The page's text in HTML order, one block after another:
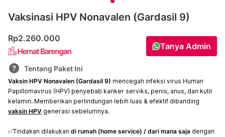
Vaksinasi HPV Nonavalen (Gardasil 9)
Rp2.260.000
Tanya Admin
Tentang Paket Ini
Vaksin HPV Nonavalen (Gardasil 9) mencegah infeksi virus Human
Papillomavirus (HPV) penyebab kanker serviks, penis, anus, dan kutil
kelamin. Memberikan perlindungan lebih luas & efektif dibanding
vaksin HPV generasi sebelumnya.
✅Tindakan dilakukan di rumah (home service) / dari mana saja dengan